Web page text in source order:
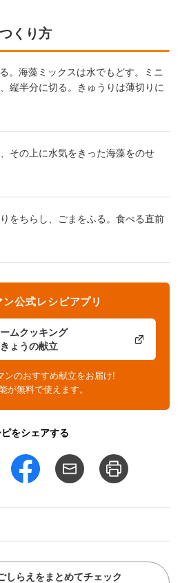
つくり方
。海藻ミックスは水でもどす。ミニ
縦半分に切る。きゅうりは薄切りに
その上に水気をきった海藻をのせ
をちらし、ごまをふる。食べる直前
ムクッキング
きょうの献立
ン公式レシピアプリ
ンのおすすめ献立をお届け!
が無料で使えます。
ピをシェアする
しらえをまとめてチェック